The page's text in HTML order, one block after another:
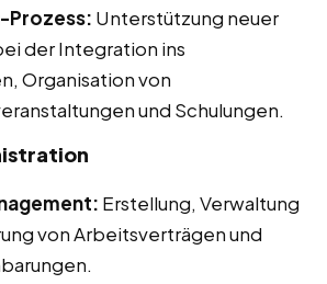
Prozess: Unterstützung neuer
der Integration ins
Organisation von
und Schulungen.
Erstellung, Verwaltung
von Arbeitsverträgen und